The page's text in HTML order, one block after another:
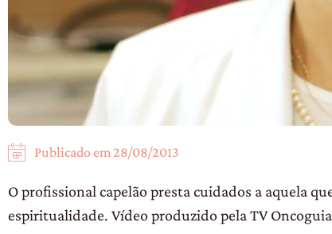
Publicado em 28/08/2013
O profissional capelão presta cuidados a aquela
espiritualidade. Vídeo produzido pela TV